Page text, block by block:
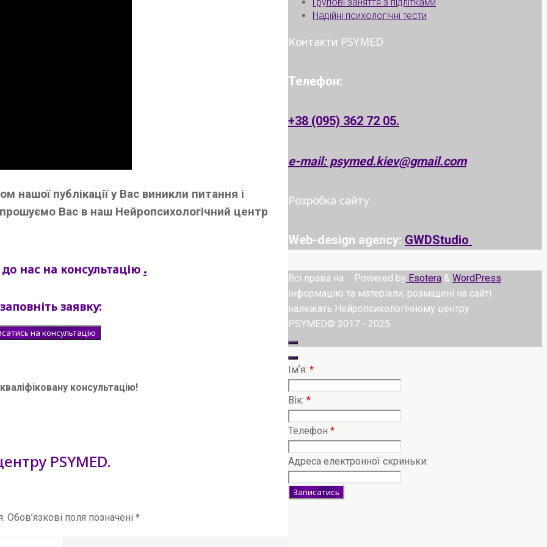
нашої публікації у Вас виникли питання і
Вас в наш Нейропсихологічний центр
нас на консультацію .
заявку:
на консультацію
консультацію!
PSYMED.
Обов’язкові поля позначені *
Надійні психологічні тести
Контакти PSYMED
Телефон:
+38 (095) 362 72 05.
e-mail: psymed.kiev@gmail.com
Розробка сайту
Web-design agency: GWDStudio
Powered by Esotera & WordPress.
Всі права на
інформацію та матеріали, розміщені на сайті
належать Нейропсихологічному центру
PSYMED© 2017 - 2025
Імʼя: *
Вік: *
Телефон *
Адреса електронної скриньки: